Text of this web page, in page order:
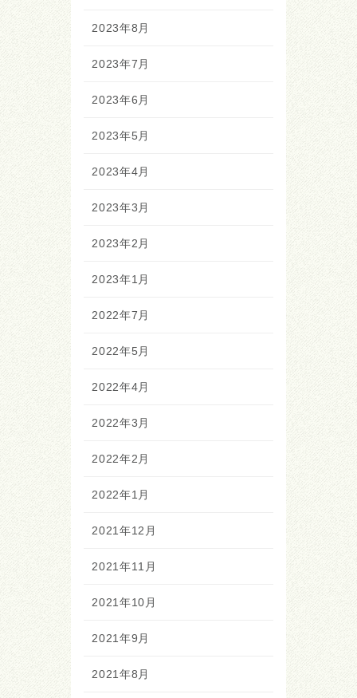
2023年8月
2023年7月
2023年6月
2023年5月
2023年4月
2023年3月
2023年2月
2023年1月
2022年7月
2022年5月
2022年4月
2022年3月
2022年2月
2022年1月
2021年12月
2021年11月
2021年10月
2021年9月
2021年8月